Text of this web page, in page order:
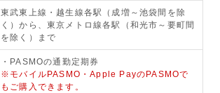
東武東上線・越生線各駅（成増～池袋間を除
く）から、東京メトロ線各駅（和光市～要町間
を除く）まで
・PASMOの通勤定期券
※モバイルPASMO・Apple PayのPASMOで
もご購入できます。